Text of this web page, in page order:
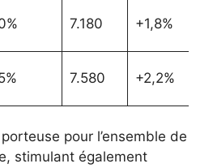
7.180 +1,8%
7.580 +2,2%
pour l’ensemble de
stimulant également